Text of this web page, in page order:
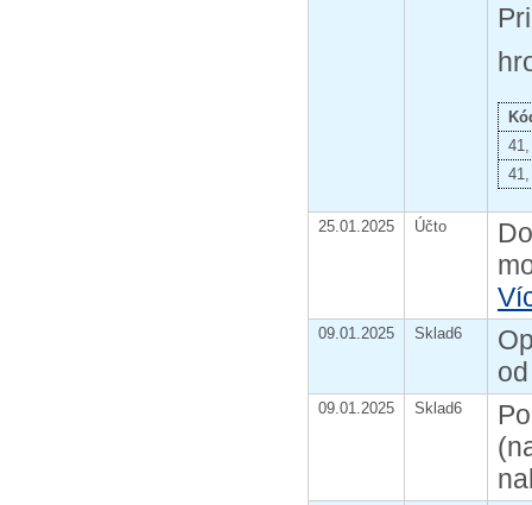
25.01.2025 Účto
09.01.2025 Sklad6
09.01.2025 Sklad6